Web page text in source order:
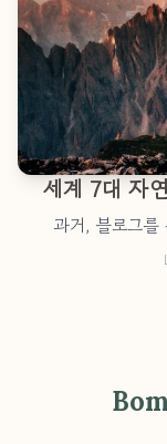
세계 7대 자
과거, 블로그